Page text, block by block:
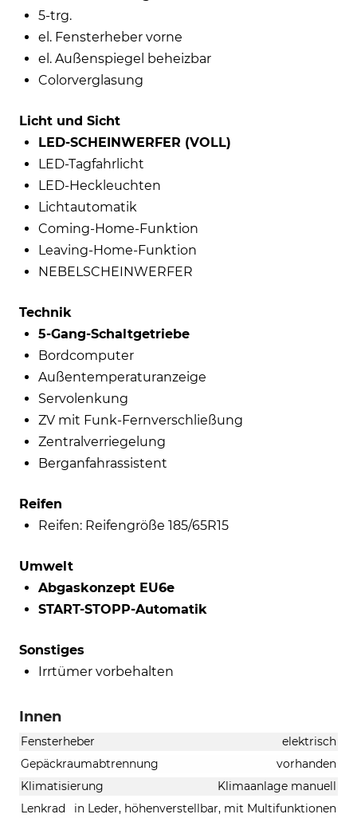
5-trg.
el. Fensterheber vorne
el. Außenspiegel beheizbar
Colorverglasung
Licht und Sicht
LED-SCHEINWERFER (VOLL)
LED-Tagfahrlicht
LED-Heckleuchten
Lichtautomatik
Coming-Home-Funktion
Leaving-Home-Funktion
NEBELSCHEINWERFER
Technik
5-Gang-Schaltgetriebe
Bordcomputer
Außentemperaturanzeige
Servolenkung
ZV mit Funk-Fernverschließung
Zentralverriegelung
Berganfahrassistent
Reifen
Reifen: Reifengröße 185/65R15
Umwelt
Abgaskonzept EU6e
START-STOPP-Automatik
Sonstiges
Irrtümer vorbehalten
Innen
Fensterheber
elektrisch
Gepäckraumabtrennung
vorhanden
Klimatisierung
Klimaanlage manuell
Lenkrad
in Leder, höhenverstellbar, mit Multifunktionen